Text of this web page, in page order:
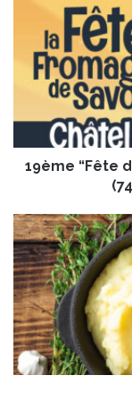
t
s
F
r
o
m
a
g
e
s
19ème “Fête
P
u
r
é
e
m
a
i
s